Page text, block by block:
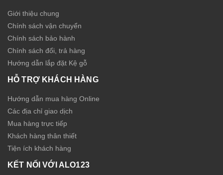
Giới thiệu chung
Chính sách vận chuyển
Chính sách bảo hành
Chính sách đổi, trả hàng
Hướng dẫn lắp đặt Kệ gỗ
HỖ TRỢ KHÁCH HÀNG
Hướng dẫn mua hàng Online
Các địa chỉ giao dịch
Mua hàng trực tiếp
Khách hàng thân thiết
Tiện ích khách hàng
KẾT NỐI VỚI ALO123